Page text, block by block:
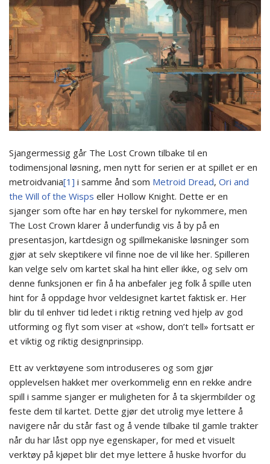
Sjangermessig går The Lost Crown tilbake til en
todimensjonal løsning, men nytt for serien er at spillet er en
metroidvania[1] i samme ånd som Metroid Dread, Ori and
the Will of the Wisps eller Hollow Knight. Dette er en
sjanger som ofte har en høy terskel for nykommere, men
The Lost Crown klarer å underfundig vis å by på en
presentasjon, kartdesign og spillmekaniske løsninger som
gjør at selv skeptikere vil finne noe de vil like her. Spilleren
kan velge selv om kartet skal ha hint eller ikke, og selv om
denne funksjonen er fin å ha anbefaler jeg folk å spille uten
hint for å oppdage hvor veldesignet kartet faktisk er. Her
blir du til enhver tid ledet i riktig retning ved hjelp av god
utforming og flyt som viser at «show, don’t tell» fortsatt er
et viktig og riktig designprinsipp.
Ett av verktøyene som introduseres og som gjør
opplevelsen hakket mer overkommelig enn en rekke andre
spill i samme sjanger er muligheten for å ta skjermbilder og
feste dem til kartet. Dette gjør det utrolig mye lettere å
navigere når du står fast og å vende tilbake til gamle trakter
når du har låst opp nye egenskaper, for med et visuelt
verktøy på kjøpet blir det mye lettere å huske hvorfor du